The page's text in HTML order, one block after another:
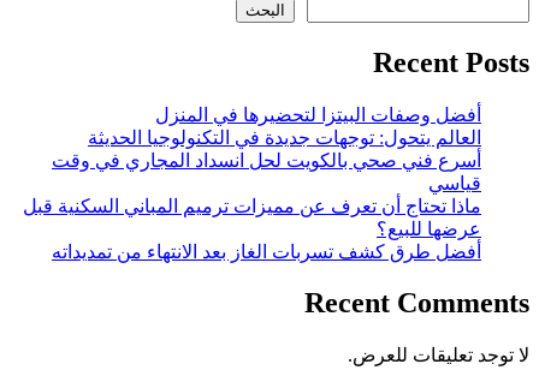
البحث
Recent Posts
أفضل وصفات البيتزا لتحضيرها في المنزل
العالم يتحول: توجهات جديدة في التكنولوجيا الحديثة
أسرع فني صحي بالكويت لحل انسداد المجاري في وقت
قياسي
ماذا تحتاج أن تعرف عن مميزات ترميم المباني السكنية قبل
عرضها للبيع؟
أفضل طرق كشف تسربات الغاز بعد الانتهاء من تمديداته
Recent Comments
لا توجد تعليقات للعرض.